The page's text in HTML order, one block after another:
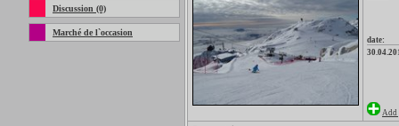
Discussion (0)
Marché de l`occasion
date:
Add